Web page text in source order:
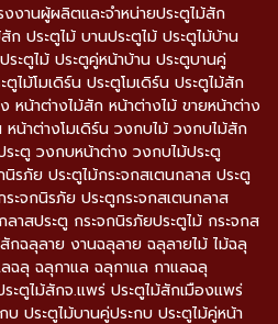
งานผู้ผลิตและจำหน่ายประตูไม้สัก
ประตูไม้ บานประตูไม้ ประตูไม้บ้าน
ระตูไม้ ประตูคู่หน้าบ้าน ประตูบานคู่
ไม้โมเดิร์น ประตูโมเดิร์น ประตูไม้สัก
หน้าต่างไม้สัก หน้าต่างไม้ ขายหน้าต่าง
หน้าต่างโมเดิร์น วงกบไม้ วงกบไม้สัก
ะตู วงกบหน้าต่าง วงกบไม้ประตู
รภัย ประตูไม้กระจกสเตนกลาส ประตู
ะจกนิรภัย ประตูกระจกสเตนกลาส
าสประตู กระจกนิรภัยประตูไม้ กระจกส
กฉลุลาย งานฉลุลาย ฉลุลายไม้ ไม้ฉลุ
ฉลุ ฉลุกาแล ฉลุกาแล กาแลฉลุ
ระตูไม้สักจ.แพร่ ประตูไม้สักเมืองแพร่
ประตูไม้บานคู่ประกบ ประตูไม้คู่หน้า